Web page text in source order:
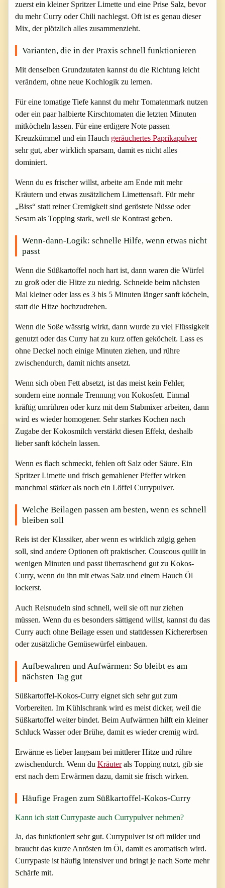
zuerst ein kleiner Spritzer Limette und eine Prise Salz, bevor
du mehr Curry oder Chili nachlegst. Oft ist es genau dieser
Mix, der plötzlich alles zusammenzieht.
Varianten, die in der Praxis schnell funktionieren
Mit denselben Grundzutaten kannst du die Richtung leicht
verändern, ohne neue Kochlogik zu lernen.
Für eine tomatige Tiefe kannst du mehr Tomatenmark nutzen
oder ein paar halbierte Kirschtomaten die letzten Minuten
mitköcheln lassen. Für eine erdigere Note passen
Kreuzkümmel und ein Hauch geräuchertes Paprikapulver
sehr gut, aber wirklich sparsam, damit es nicht alles
dominiert.
Wenn du es frischer willst, arbeite am Ende mit mehr
Kräutern und etwas zusätzlichem Limettensaft. Für mehr
„Biss“ statt reiner Cremigkeit sind geröstete Nüsse oder
Sesam als Topping stark, weil sie Kontrast geben.
Wenn-dann-Logik: schnelle Hilfe, wenn etwas nicht
passt
Wenn die Süßkartoffel noch hart ist, dann waren die Würfel
zu groß oder die Hitze zu niedrig. Schneide beim nächsten
Mal kleiner oder lass es 3 bis 5 Minuten länger sanft köcheln,
statt die Hitze hochzudrehen.
Wenn die Soße wässrig wirkt, dann wurde zu viel Flüssigkeit
genutzt oder das Curry hat zu kurz offen geköchelt. Lass es
ohne Deckel noch einige Minuten ziehen, und rühre
zwischendurch, damit nichts ansetzt.
Wenn sich oben Fett absetzt, ist das meist kein Fehler,
sondern eine normale Trennung von Kokosfett. Einmal
kräftig umrühren oder kurz mit dem Stabmixer arbeiten, dann
wird es wieder homogener. Sehr starkes Kochen nach
Zugabe der Kokosmilch verstärkt diesen Effekt, deshalb
lieber sanft köcheln lassen.
Wenn es flach schmeckt, fehlen oft Salz oder Säure. Ein
Spritzer Limette und frisch gemahlener Pfeffer wirken
manchmal stärker als noch ein Löffel Currypulver.
Welche Beilagen passen am besten, wenn es schnell
bleiben soll
Reis ist der Klassiker, aber wenn es wirklich zügig gehen
soll, sind andere Optionen oft praktischer. Couscous quillt in
wenigen Minuten und passt überraschend gut zu Kokos-
Curry, wenn du ihn mit etwas Salz und einem Hauch Öl
lockerst.
Auch Reisnudeln sind schnell, weil sie oft nur ziehen
müssen. Wenn du es besonders sättigend willst, kannst du das
Curry auch ohne Beilage essen und stattdessen Kichererbsen
oder zusätzliche Gemüsewürfel einbauen.
Aufbewahren und Aufwärmen: So bleibt es am
nächsten Tag gut
Süßkartoffel-Kokos-Curry eignet sich sehr gut zum
Vorbereiten. Im Kühlschrank wird es meist dicker, weil die
Süßkartoffel weiter bindet. Beim Aufwärmen hilft ein kleiner
Schluck Wasser oder Brühe, damit es wieder cremig wird.
Erwärme es lieber langsam bei mittlerer Hitze und rühre
zwischendurch. Wenn du Kräuterals Topping nutzt, gib sie
erst nach dem Erwärmen dazu, damit sie frisch wirken.
Häufige Fragen zum Süßkartoffel-Kokos-Curry
Kann ich statt Currypaste auch Currypulver nehmen?
Ja, das funktioniert sehr gut. Currypulver ist oft milder und
braucht das kurze Anrösten im Öl, damit es aromatisch wird.
Currypaste ist häufig intensiver und bringt je nach Sorte mehr
Schärfe mit.